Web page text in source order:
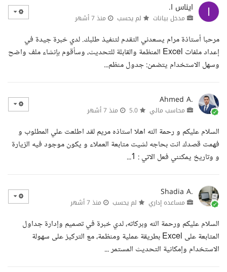
ايناس ا.
مدخل بيانات لم يحسب منذ 7 أشهر
مرحبا أستاذة مرام يسعدني التقدم لتنفيذ طلبك. لدي خبرة جيدة في
إعداد ملفات Excel المنظمة والقابلة للتحديث، وسأقوم بإنشاء ملف واضح
وسهل الاستخدام يتضمن: جدول منظم...
Ahmed A.
محاسب مالي منذ 7 أشهر
السلام عليكم و رحمة الله اهلا استاذه مريم لقد اطلعت علي المطلوب و
فهمت قصدك انت بحاجه لشيت متابعة العملاء و يكون موجود فيه الزيارة
و وتاريخ يمكنني فعل الاتي : 1...
Shadia A.
مساعده إداري لم يحسب منذ 7 أشهر
السلام عليكم ورحمة الله وبركاته، لدي خبرة في تصميم وإدارة جداول
المتابعة على Excel بطريقة عملية ومنظمة، مع التركيز على سهولة
الاستخدام وإمكانية التحديث المستمر ...